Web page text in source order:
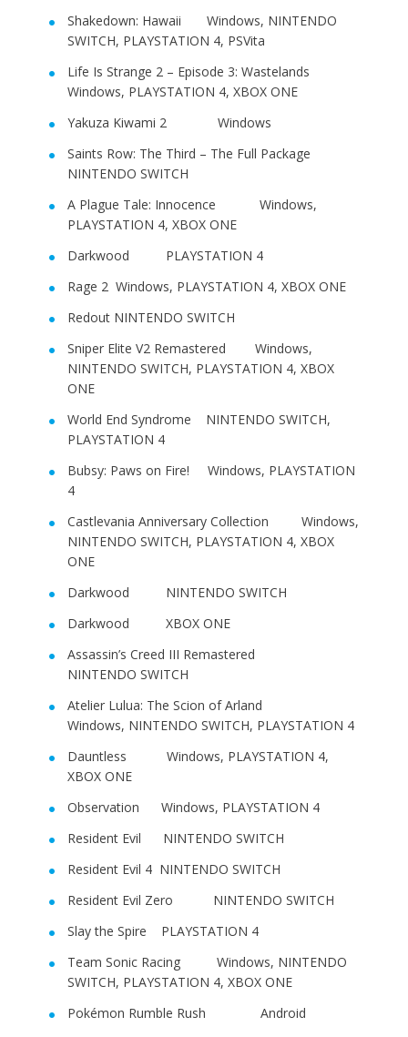
Shakedown: Hawaii Windows, NINTENDO
SWITCH, PLAYSTATION 4, PSVita
Life Is Strange 2 – Episode 3: Wastelands
Windows, PLAYSTATION 4, XBOX ONE
Yakuza Kiwami 2 Windows
Saints Row: The Third – The Full Package
NINTENDO SWITCH
A Plague Tale: Innocence Windows,
PLAYSTATION 4, XBOX ONE
Darkwood PLAYSTATION 4
Rage 2 Windows, PLAYSTATION 4, XBOX ONE
Redout NINTENDO SWITCH
Sniper Elite V2 Remastered Windows,
NINTENDO SWITCH, PLAYSTATION 4, XBOX
ONE
World End Syndrome NINTENDO SWITCH,
PLAYSTATION 4
Bubsy: Paws on Fire! Windows, PLAYSTATION
4
Castlevania Anniversary Collection Windows,
NINTENDO SWITCH, PLAYSTATION 4, XBOX
ONE
Darkwood NINTENDO SWITCH
Darkwood XBOX ONE
Assassin’s Creed III Remastered
NINTENDO SWITCH
Atelier Lulua: The Scion of Arland
Windows, NINTENDO SWITCH, PLAYSTATION 4
Dauntless Windows, PLAYSTATION 4,
XBOX ONE
Observation Windows, PLAYSTATION 4
Resident Evil NINTENDO SWITCH
Resident Evil 4 NINTENDO SWITCH
Resident Evil Zero NINTENDO SWITCH
Slay the Spire PLAYSTATION 4
Team Sonic Racing Windows, NINTENDO
SWITCH, PLAYSTATION 4, XBOX ONE
Pokémon Rumble Rush Android